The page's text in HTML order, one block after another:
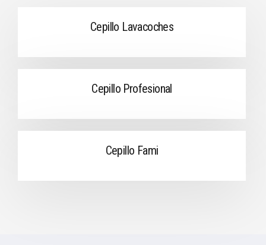
Cepillo Lavacoches
Cepillo Profesional
Cepillo Fami